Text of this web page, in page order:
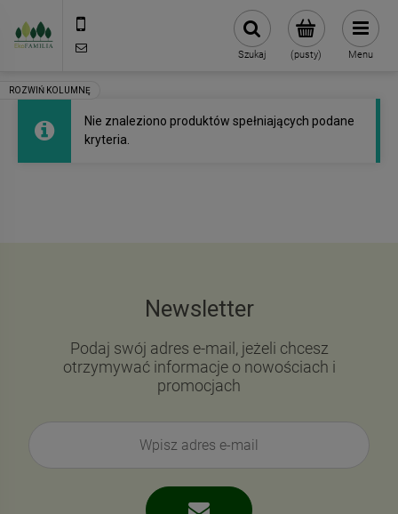
(pusty)
Szukaj Menu
Nie znaleziono produktów spełniających podane
kryteria.
Newsletter
Podaj swój adres e-mail, jeżeli chcesz
otrzymywać informacje o nowościach i
promocjach